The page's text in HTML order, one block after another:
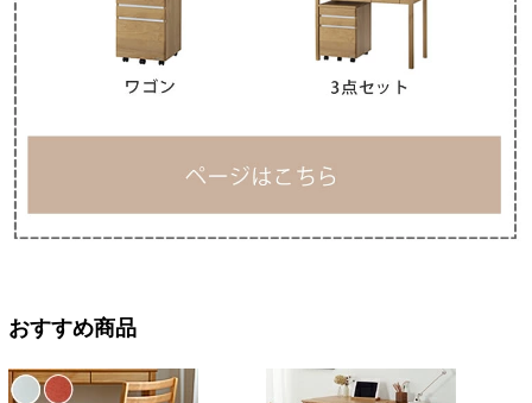
おすすめ商品